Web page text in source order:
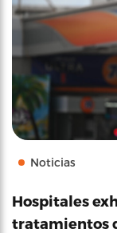
Noticias
Hospitales
tratamientos